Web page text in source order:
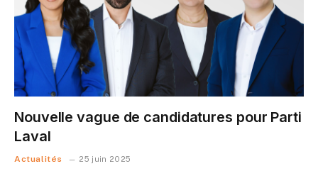
Nouvelle vague de candidatures pour Parti
Laval
Actualités 25 juin 2025